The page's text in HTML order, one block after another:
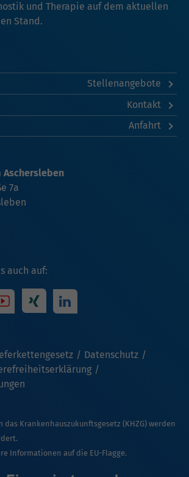
und Therapie auf dem aktuellen
Stand.
Stellenangebote
Kontakt
Anfahrt
auch auf:
Datenschutz
Aschersleben
7a
das Krankenhauszukunftsgesetz (KHZG) werden
Informationen auf die EU-Flagge.